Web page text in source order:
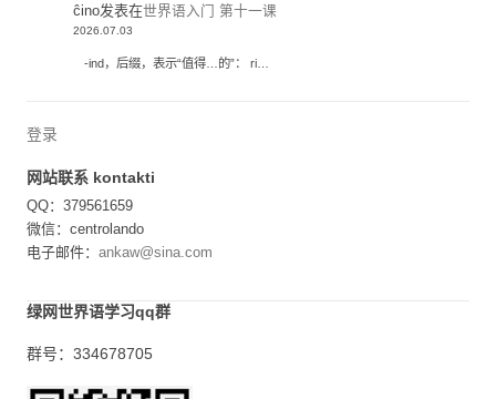
ĉino发表在世界语入门 第十一课
2026.07.03
-ind，后缀，表示“值得…的”： ri…
登录
网站联系 kontakti
QQ：379561659
微信：centrolando
电子邮件： ankaw@sina.com
绿网世界语学习qq群
群号：334678705